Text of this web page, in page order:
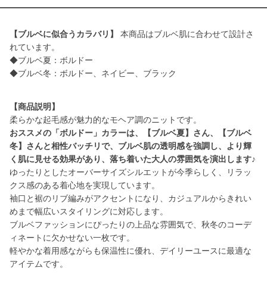
【ブルベに似合うカラバリ】
本商品はブルベ肌に合わせて設計さ
れています。
◆ブルベ夏：ボルドー
◆ブルベ冬：ボルドー、ネイビー、ブラック
【商品説明】
おススメの「ボルドー」カラーは、【ブルベ夏】さん、【ブルベ
冬】さんと相性バッチリで、ブルベ肌の透明感を強調し、より輝
く肌に見せる効果があり、落ち着いた大人の雰囲気を演出します♪
ゆったりとしたオーバーサイズシルエットが今季らしく、リラッ
クス感のある着心地を実現しています。
袖口と裾のリブ編みがアクセントになり、カジュアルからきれい
めまで幅広いスタイリングに対応します。
ブルベファッションにぴったりの上品な雰囲気で、秋冬のコーデ
ィネートに欠かせない一枚です。
軽やかな着用感ながらも保温性に優れ、デイリーユースに最適な
アイテムです。